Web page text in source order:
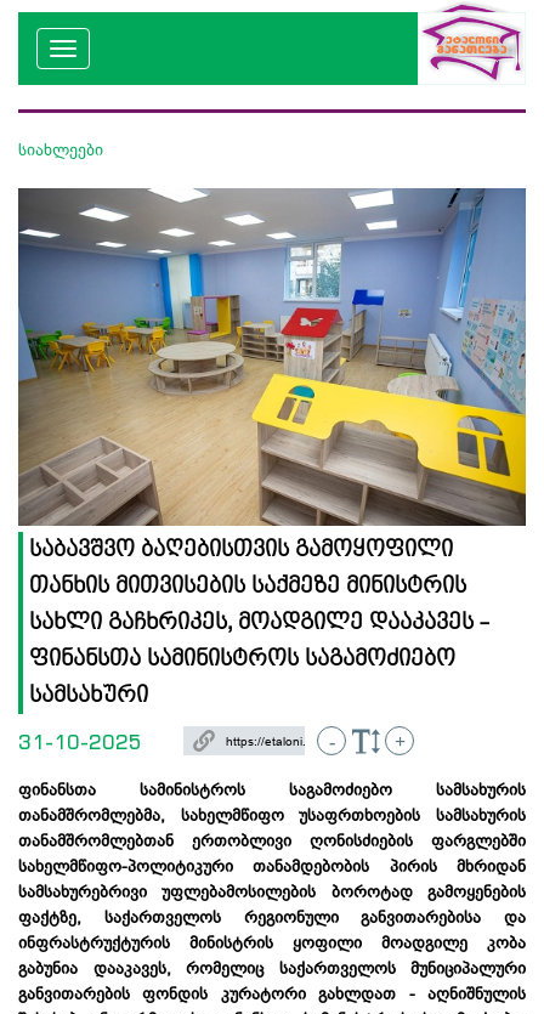
სიახლეები
საბავშვო ბაღებისთვის გამოყოფილი
თანხის მითვისების საქმეზე მინისტრის
სახლი გაჩხრიკეს, მოადგილე დააკავეს -
ფინანსთა სამინისტროს საგამოძიებო
სამსახური
31-10-2025 - +
ფინანსთა სამინისტროს საგამოძიებო სამსახურის
თანამშრომლებმა, სახელმწიფო უსაფრთხოების სამსახურის
თანამშრომლებთან ერთობლივი ღონისძიების ფარგლებში
სახელმწიფო-პოლიტიკური თანამდებობის პირის მხრიდან
სამსახურებრივი უფლებამოსილების ბოროტად გამოყენების
ფაქტზე, საქართველოს რეგიონული განვითარებისა და
ინფრასტრუქტურის მინისტრის ყოფილი მოადგილე კობა
გაბუნია დააკავეს, რომელიც საქართველოს მუნიციპალური
განვითარების ფონდის კურატორი გახლდათ - აღნიშნულის